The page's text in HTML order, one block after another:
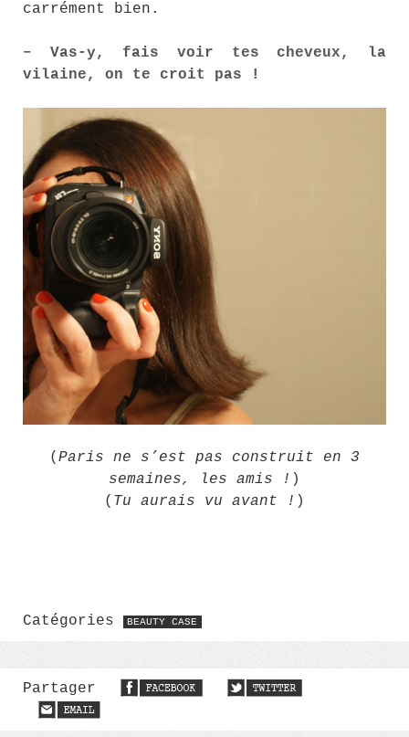
carrément bien.
– Vas-y, fais voir tes cheveux, la
vilaine, on te croit pas !
( Paris ne s’est pas construit en 3
semaines, les amis ! )
( Tu aurais vu avant ! )
Catégories BEAUTY CASE
Partager